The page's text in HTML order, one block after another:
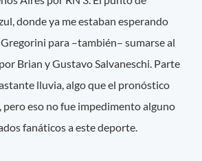
donde ya me estaban esperando
para –también– sumarse al
Brian y Gustavo Salvaneschi. Parte
lluvia, algo que el pronóstico
eso no fue impedimento alguno
fanáticos a este deporte.